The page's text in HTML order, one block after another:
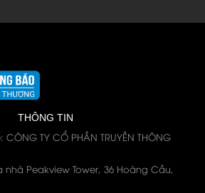
THÔNG TIN
TY CỔ PHẦN TRUYỀN THÔNG
nhà Peakview Tower, 36 Hoàng Cầu,